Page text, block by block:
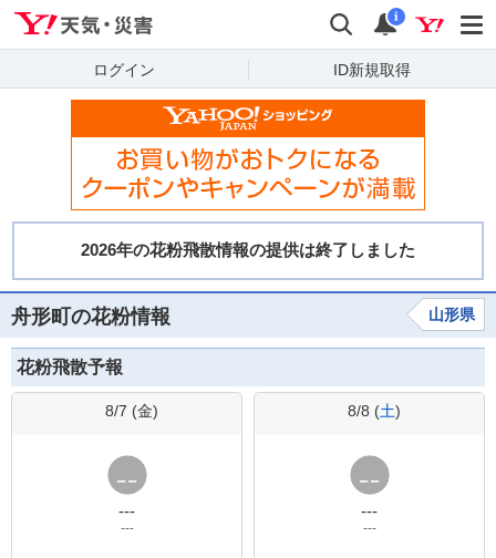
検索 通知
i
ログイン ID新規取得
舟形町の花粉情報 山形県
花粉飛散予報
8/7 (金)
---
---
8/8 (土)
---
---